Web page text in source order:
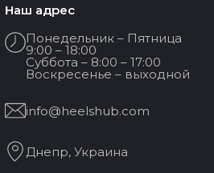
Наш адрес
Понедельник – Пятница
9:00 – 18:00
Суббота – 8:00 – 17:00
Воскресенье – выходной
info@heelshub.com
Днепр, Украина